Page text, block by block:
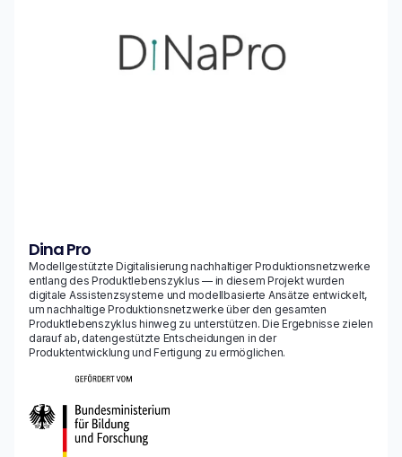
Dina Pro
Modellgestützte Digitalisierung nachhaltiger Produktionsnetzwerke
entlang des Produktlebenszyklus — in diesem Projekt wurden
digitale Assistenzsysteme und modellbasierte Ansätze entwickelt,
um nachhaltige Produktionsnetzwerke über den gesamten
Produktlebenszyklus hinweg zu unterstützen. Die Ergebnisse zielen
darauf ab, datengestützte Entscheidungen in der
Produktentwicklung und Fertigung zu ermöglichen.